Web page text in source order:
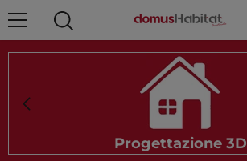
Progettazione 3D